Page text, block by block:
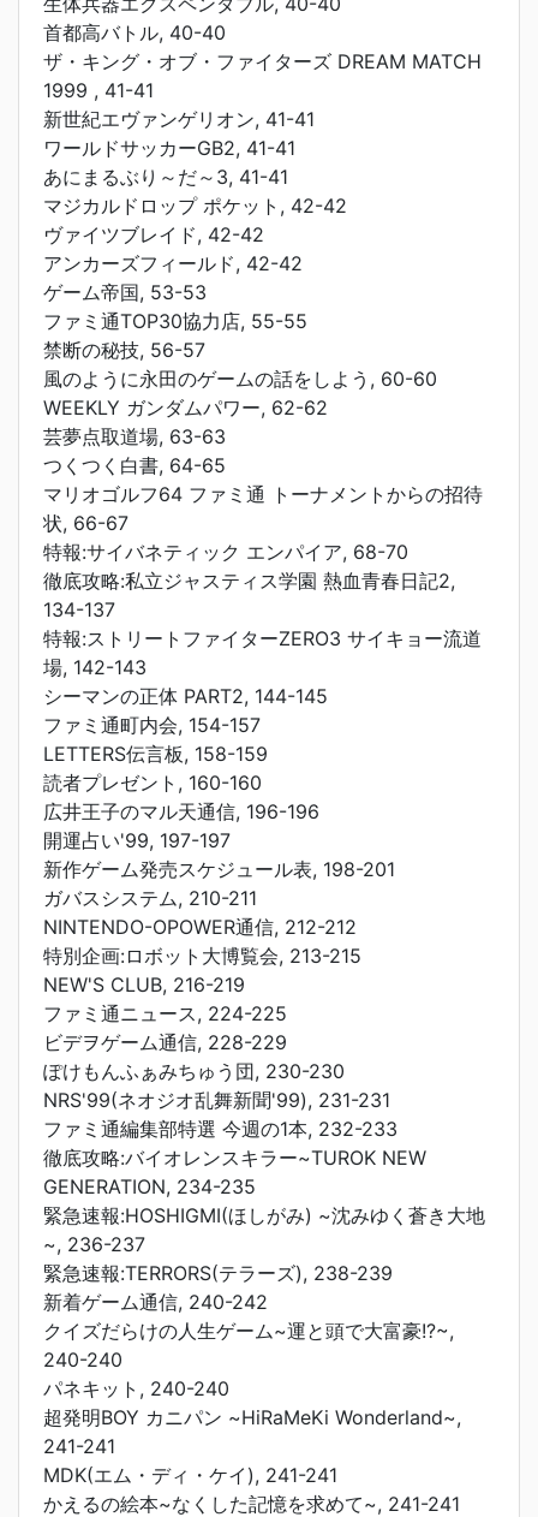
首都高バトル, 40-40
ザ・キング・オブ・ファイターズ DREAM MATCH
1999 , 41-41
新世紀エヴァンゲリオン, 41-41
ワールドサッカーGB2, 41-41
あにまるぶり～だ～3, 41-41
マジカルドロップ ポケット, 42-42
ヴァイツブレイド, 42-42
アンカーズフィールド, 42-42
ゲーム帝国, 53-53
ファミ通TOP30協力店, 55-55
禁断の秘技, 56-57
風のように永田のゲームの話をしよう, 60-60
WEEKLY ガンダムパワー, 62-62
芸夢点取道場, 63-63
つくつく白書, 64-65
マリオゴルフ64 ファミ通 トーナメントからの招待
状, 66-67
特報:サイバネティック エンパイア, 68-70
徹底攻略:私立ジャスティス学園 熱血青春日記2,
134-137
特報:ストリートファイターZERO3 サイキョー流道
場, 142-143
シーマンの正体 PART2, 144-145
ファミ通町内会, 154-157
LETTERS伝言板, 158-159
読者プレゼント, 160-160
広井王子のマル天通信, 196-196
開運占い'99, 197-197
新作ゲーム発売スケジュール表, 198-201
ガバスシステム, 210-211
NINTENDO-OPOWER通信, 212-212
特別企画:ロボット大博覧会, 213-215
NEW'S CLUB, 216-219
ファミ通ニュース, 224-225
ビデヲゲーム通信, 228-229
ぽけもんふぁみちゅう団, 230-230
NRS'99(ネオジオ乱舞新聞'99), 231-231
ファミ通編集部特選 今週の1本, 232-233
徹底攻略:バイオレンスキラー~TUROK NEW
GENERATION, 234-235
緊急速報:HOSHIGMI(ほしがみ) ~沈みゆく蒼き大地
~, 236-237
緊急速報:TERRORS(テラーズ), 238-239
新着ゲーム通信, 240-242
クイズだらけの人生ゲーム~運と頭で大富豪!?~,
240-240
パネキット, 240-240
超発明BOY カニパン ~HiRaMeKi Wonderland~,
241-241
MDK(エム・ディ・ケイ), 241-241
かえるの絵本~なくした記憶を求めて~, 241-241